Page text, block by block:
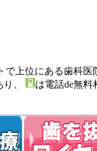
上位にある歯科医
、 は電話de無料